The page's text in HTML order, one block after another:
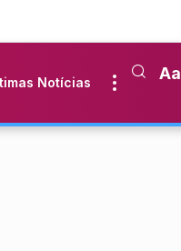
Notícias Aa